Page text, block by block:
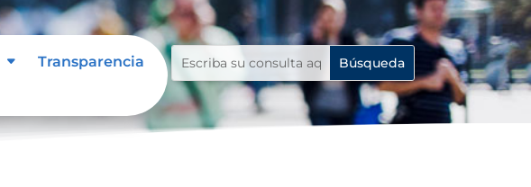
Transparencia